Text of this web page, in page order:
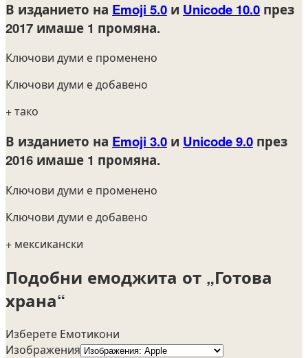
В изданието на Emoji 5.0 и Unicode 10.0 през
2017 имаше 1 промяна.
Ключови думи е променено
Ключови думи е добавено
+ тако
В изданието на Emoji 3.0 и Unicode 9.0 през
2016 имаше 1 промяна.
Ключови думи е променено
Ключови думи е добавено
+ мексикански
Подобни емоджита от „Готова
храна“
Изберете Емотикони
Изображения